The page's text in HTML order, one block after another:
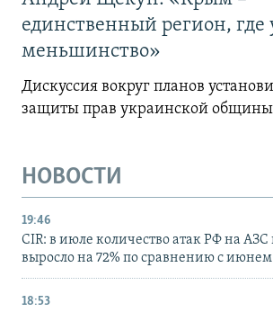
единственный регион,
меньшинство»
Дискуссия вокруг планов
защиты прав украинской
НОВОСТИ
19:46
CIR: в июле количество атак РФ на
выросло на 72% по сравнению с июнем
18:53